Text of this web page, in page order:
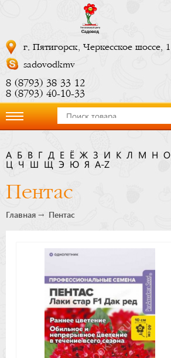
г. Пятигорск, Черкесское шоссе, 1
sadovodkmv
8 (8793) 38 33 12
8 (8793) 40-10-33
компании
Новости
сейчас
Бренды
Доставка
Оптовикам
А Б В Г Д Е Ё Ж З И К Л М Н О
Ч Э Ю Я A-Z
Пентас
Главная Пентас